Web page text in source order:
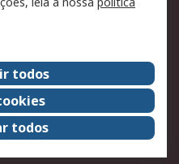
RS Group
Trabalhar na RS
todos
todos